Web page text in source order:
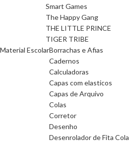
Smart Games
The Happy Gang
THE LITTLE PRINCE
TIGER TRIBE
Material EscolarBorrachas e Afias
Cadernos
Calculadoras
Capas com elasticos
Capas de Arquivo
Colas
Corretor
Desenho
Desenrolador de Fita Cola